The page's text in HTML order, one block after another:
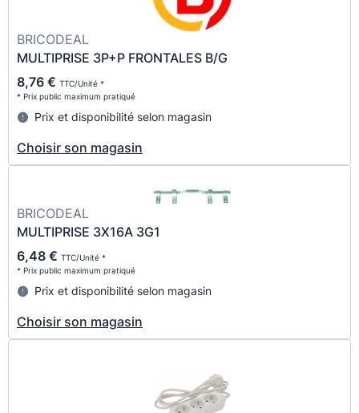
BRICODEAL
MULTIPRISE 3P+P FRONTALES B/G
8,76 € TTC/Unité *
* Prix public maximum pratiqué
Prix et disponibilité selon magasin
Choisir son magasin
BRICODEAL
MULTIPRISE 3X16A 3G1
6,48 € TTC/Unité *
* Prix public maximum pratiqué
Prix et disponibilité selon magasin
Choisir son magasin